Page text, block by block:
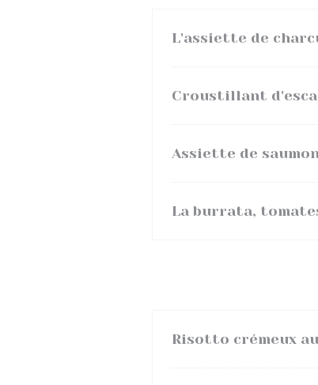
L'assiette de
Croustillant
Assiette de
La burrata,
Risotto crémeux